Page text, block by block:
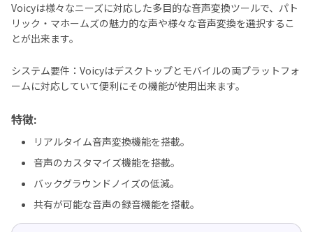
Voicyは様々なニーズに対応した多目的な音声変換ツールで、パト
リック・マホームズの魅力的な声や様々な音声変換を選択するこ
とが出来ます。
システム要件：Voicyはデスクトップとモバイルの両プラットフォ
ームに対応していて便利にその機能が使用出来ます。
特徴:
リアルタイム音声変換機能を搭載。
音声のカスタマイズ機能を搭載。
バックグラウンドノイズの低減。
共有が可能な音声の録音機能を搭載。